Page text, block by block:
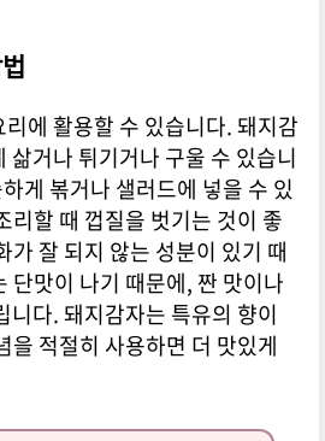
에 활용할 수 있습니다. 돼지감
삶거나 튀기거나 구울 수 있습니
게 볶거나 샐러드에 넣을 수 있
리할 때 껍질을 벗기는 것이 좋
가 잘 되지 않는 성분이 있기 때
단맛이 나기 때문에, 짠 맛이나
니다. 돼지감자는 특유의 향이
을 적절히 사용하면 더 맛있게